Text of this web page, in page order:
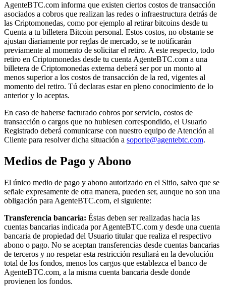
AgenteBTC.com informa que existen ciertos costos de transacción
asociados a cobros que realizan las redes o infraestructura detrás de
las Criptomonedas, como por ejemplo al retirar bitcoins desde tu
Cuenta a tu billetera Bitcoin personal. Estos costos, no obstante se
ajustan diariamente por reglas de mercado, se te notificarán
previamente al momento de solicitar el retiro. A este respecto, todo
retiro en Criptomonedas desde tu cuenta AgenteBTC.com a una
billetera de Criptomonedas externa deberá ser por un monto al
menos superior a los costos de transacción de la red, vigentes al
momento del retiro. Tú declaras estar en pleno conocimiento de lo
anterior y lo aceptas.
En caso de haberse facturado cobros por servicio, costos de
transacción o cargos que no hubiesen correspondido, el Usuario
Registrado deberá comunicarse con nuestro equipo de Atención al
Cliente para resolver dicha situación a soporte@agentebtc.com.
Medios de Pago y Abono
El único medio de pago y abono autorizado en el Sitio, salvo que se
señale expresamente de otra manera, pueden ser, aunque no son una
obligación para AgenteBTC.com, el siguiente:
Transferencia bancaria: Éstas deben ser realizadas hacia las
cuentas bancarias indicada por AgenteBTC.com y desde una cuenta
bancaria de propiedad del Usuario titular que realiza el respectivo
abono o pago. No se aceptan transferencias desde cuentas bancarias
de terceros y no respetar esta restricción resultará en la devolución
total de los fondos, menos los cargos que establezca el banco de
AgenteBTC.com, a la misma cuenta bancaria desde donde
provienen los fondos.